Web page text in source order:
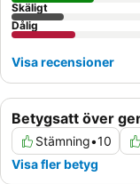
gästerna att bekräfta
att begära ett rum
Betygsatt över
Stämning•10
Visa fler betyg
Skäligt
Dålig
Visa recensioner